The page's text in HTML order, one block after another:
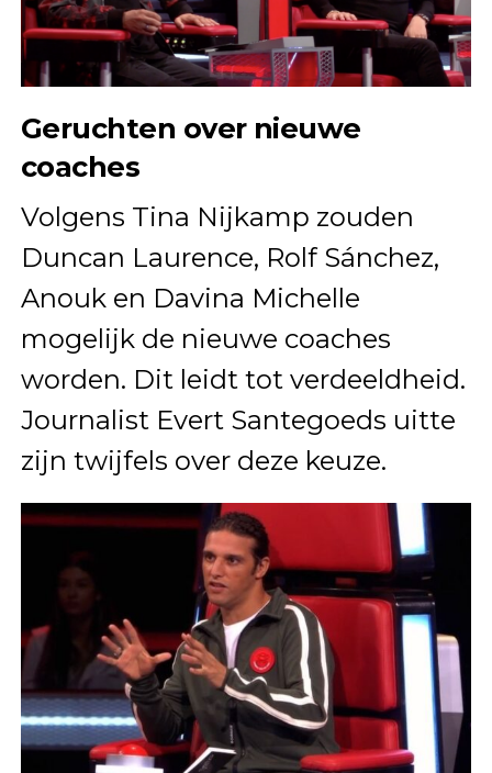
Geruchten over nieuwe
coaches
Volgens Tina Nijkamp zouden
Duncan Laurence, Rolf Sánchez,
Anouk en Davina Michelle
mogelijk de nieuwe coaches
worden. Dit leidt tot verdeeldheid.
Journalist Evert Santegoeds uitte
zijn twijfels over deze keuze.